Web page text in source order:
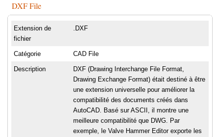
DXF File
Extension de
fichier
.DXF
Catégorie CAD File
Description
DXF (Drawing Interchange File Format,
Drawing Exchange Format) était destiné à être
une extension universelle pour améliorer la
compatibilité des documents créés dans
AutoCAD. Basé sur ASCII, il montre une
meilleure compatibilité que DWG. Par
exemple, le Valve Hammer Editor exporte les